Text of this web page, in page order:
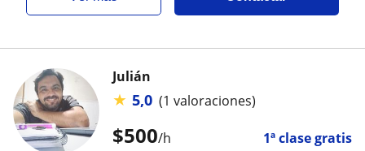
$500/h 1ª clase gratis
Julián
★ 5,0 (1 valoraciones)